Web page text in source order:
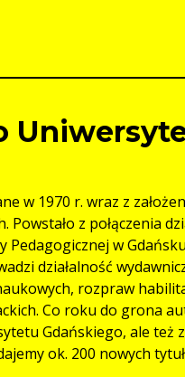
w 1970 r. wraz z
z połączenia
Pedagogicznej w
działalność
rozpraw
Co roku do grona
Gdańskiego, ale też
ok. 200 nowych